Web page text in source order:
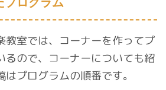
教室では、コーナーを作ってプ
るので、コーナーについても紹
プログラムの順番です。